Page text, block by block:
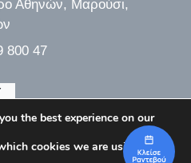
Αθηνών, Μαρούσι,
800 47
the best experience on our
cookies we are using or